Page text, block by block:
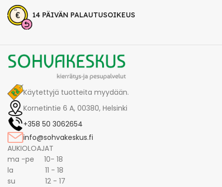
14 PÄIVÄN PALAUTUSOIKEUS
Käytettyjä tuotteita myydään.
Kornetintie 6 A, 00380, Helsinki
+358 50 3062654
info@sohvakeskus.fi
AUKIOLOAJAT
ma -pe 10- 18
la 11 - 18
su 12 - 17